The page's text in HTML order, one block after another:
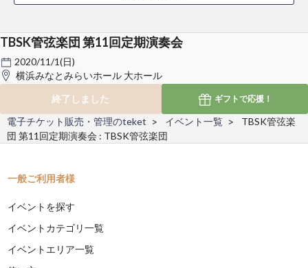
TBSK管弦楽団 第11回定期演奏会
2020/11/1(日)
横浜みなとみらいホール 大ホール
終了しました
ギフトで応援！
電子チケット販売・管理のteket イベント一覧
TBSK管弦楽
団 第11回定期演奏会 : TBSK管弦楽団
一般ご利用者様
イベントを探す
イベントカテゴリ一覧
イベントエリア一覧